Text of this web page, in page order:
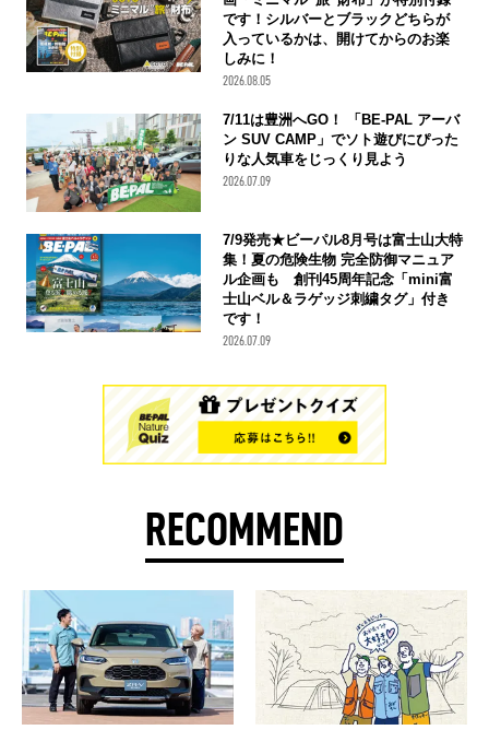
です！シルバーとブラックどちらが
入っているかは、開けてからのお楽
しみに！
2026.08.05
7/11は豊洲へGO！ 「BE-PAL アーバ
ン SUV CAMP」でソト遊びにぴった
りな人気車をじっくり見よう
2026.07.09
7/9発売★ビーパル8月号は富士山大特
集！夏の危険生物 完全防御マニュア
ル企画も 創刊45周年記念「mini富
士山ベル＆ラゲッジ刺繍タグ」付き
です！
2026.07.09
RECOMMEND